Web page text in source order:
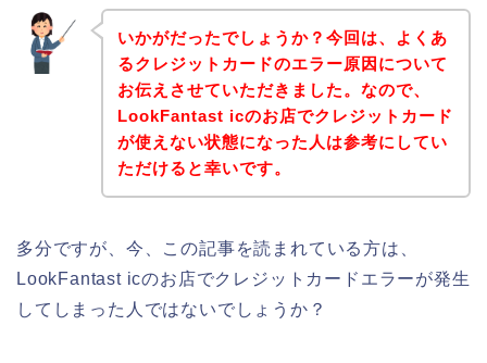
いかがだったでしょうか？今回は、よくあ
るクレジットカードのエラー原因について
お伝えさせていただきました。なので、
LookFantast icのお店でクレジットカード
が使えない状態になった人は参考にしてい
ただけると幸いです。
多分ですが、今、この記事を読まれている方は、
LookFantast icのお店でクレジットカードエラーが発生
してしまった人ではないでしょうか？